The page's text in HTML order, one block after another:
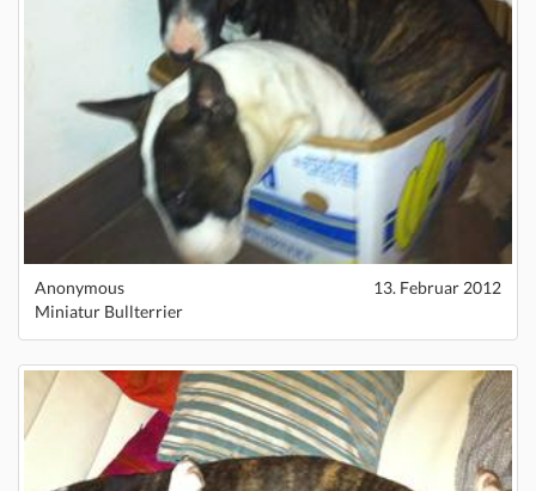
Anonymous
13. Februar 2012
Miniatur Bullterrier